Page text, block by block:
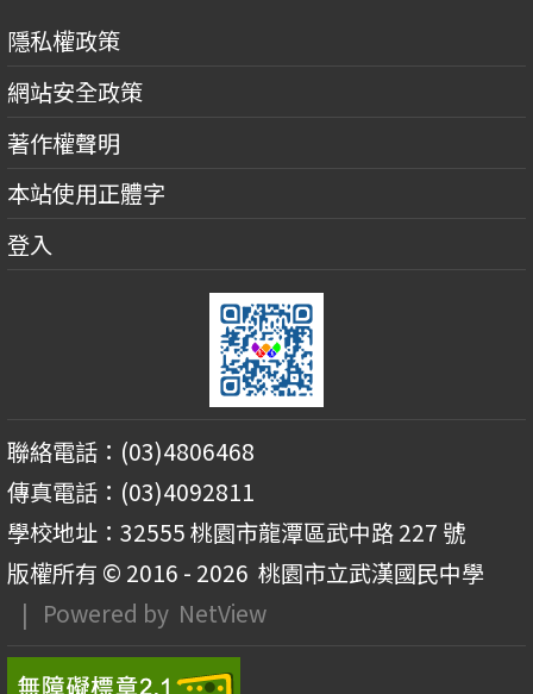
隱私權政策
網站安全政策
著作權聲明
本站使用正體字
登入
聯絡電話：(03)4806468
傳真電話：(03)4092811
學校地址：32555 桃園市龍潭區武中路 227 號
版權所有 © 2016 - 2026 桃園市立武漢國民中學
| Powered by NetView